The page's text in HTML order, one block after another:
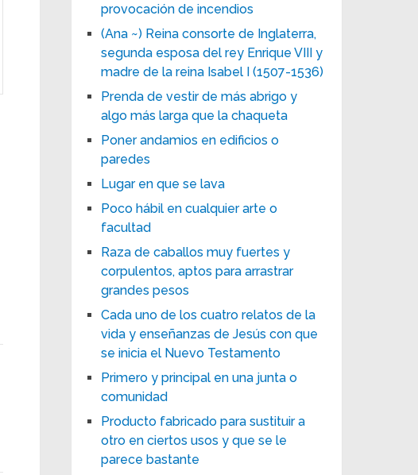
provocación de incendios
(Ana ~) Reina consorte de Inglaterra,
segunda esposa del rey Enrique VIII y
madre de la reina Isabel I (1507-1536)
Prenda de vestir de más abrigo y
algo más larga que la chaqueta
Poner andamios en edificios o
paredes
Lugar en que se lava
Poco hábil en cualquier arte o
facultad
Raza de caballos muy fuertes y
corpulentos, aptos para arrastrar
grandes pesos
Cada uno de los cuatro relatos de la
vida y enseñanzas de Jesús con que
se inicia el Nuevo Testamento
Primero y principal en una junta o
comunidad
Producto fabricado para sustituir a
otro en ciertos usos y que se le
parece bastante